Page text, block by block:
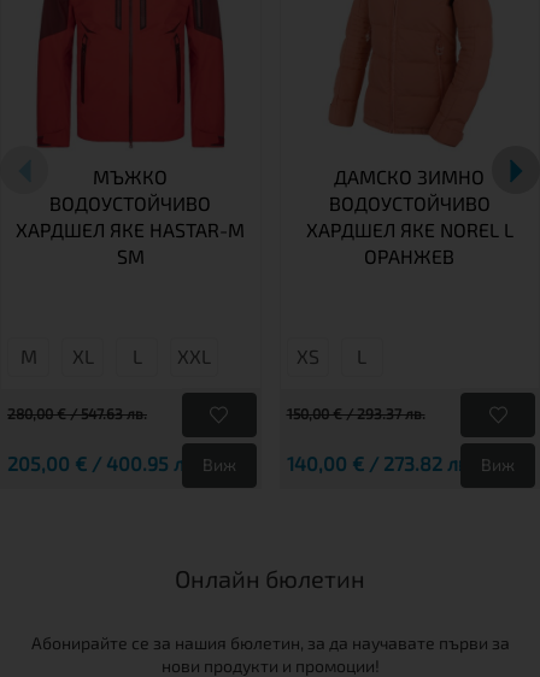
МЪЖКО
ВОДОУСТОЙЧИВО
ХАРДШЕЛ ЯКЕ HASTAR-M
SM
М XL L XXL
280,00 € / 547.63 лв.
205,00 € / 400.95 лв. Виж
ДАМСКО ЗИМНО
ВОДОУСТОЙЧИВО
ХАРДШЕЛ ЯКЕ NOREL L
ОРАНЖЕВ
XS L
150,00 € / 293.37 лв.
140,00 € / 273.82 лв. Виж
Онлайн бюлетин
Абонирайте се за нашия бюлетин, за да научавате първи за
нови продукти и промоции!